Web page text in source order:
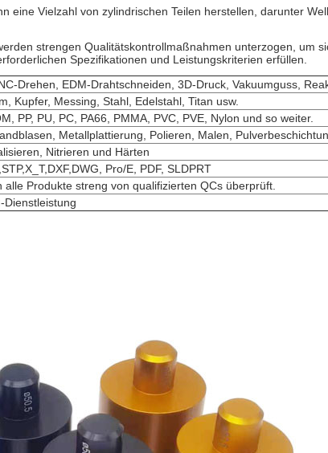
eine Vielzahl von zylindrischen Teilen herstellen, darunter
strengen Qualitätskontrollmaßnahmen unterzogen,
Spezifikationen und Leistungskriterien erfüllen.
Drehen, EDM-Drahtschneiden, 3D-Druck, Vakuumguss,
Kupfer, Messing, Stahl, Edelstahl, Titan usw.
PP, PU, PC, PA66, PMMA, PVC, PVE, Nylon und so weiter.
Metallplattierung, Polieren, Malen,
Nitrieren und Härten
Pro/E, PDF, SLDPRT
alle Produkte streng von qualifizierten QCs überprüft.
Dienstleistung